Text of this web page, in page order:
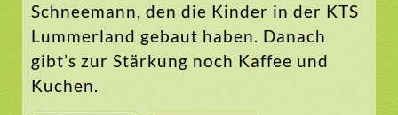
Schneemann, den die Kinder in der KTS
Lummerland gebaut haben. Danach
gibt’s zur Stärkung noch Kaffee und
Kuchen.